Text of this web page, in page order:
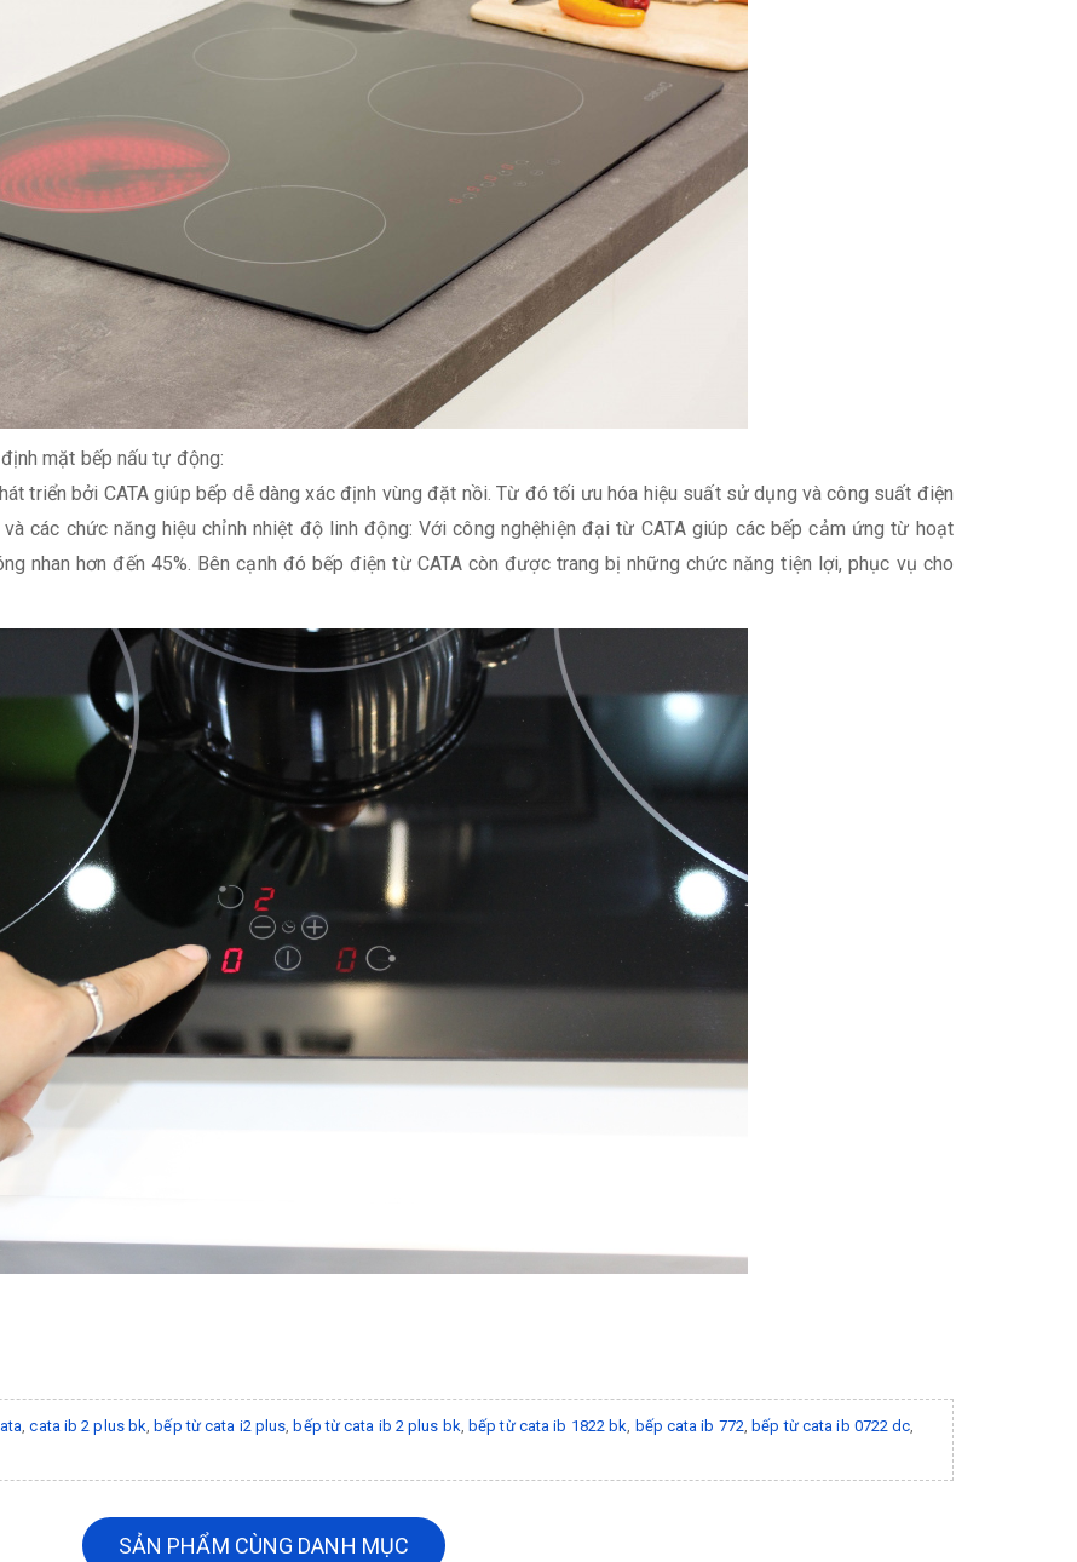
mặt bếp nấu tự động:
triển bởi CATA giúp bếp dễ dàng xác định vùng đặt nồi. Từ đó tối ưu hóa hiệu suất sử dụng và công suất điện
các chức năng hiệu chỉnh nhiệt độ linh động: Với công nghệhiện đại từ CATA giúp các bếp cảm ứng từ hoạt
nhan hơn đến 45%. Bên cạnh đó bếp điện từ CATA còn được trang bị những chức năng tiện lợi, phục vụ cho
,cata ib 2 plus bk ,bếp từ cata i2 plus ,bếp từ cata ib 2 plus bk ,bếp từ cata ib 1822 bk bếp cata ib 772 ,bếp từ cata ib 0722 dc
SẢN PHẨM CÙNG DANH MỤC